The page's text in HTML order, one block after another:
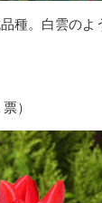
種。白雲のよ
）